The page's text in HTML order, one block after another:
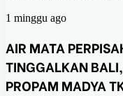
1 minggu ago
AIR MATA
TINGGALKAN
PROPAM MADYA